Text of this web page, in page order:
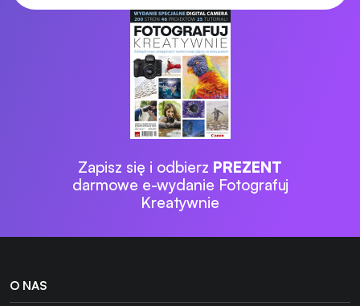
Zapisz się i odbierz PREZENT
darmowe e-wydanie Fotografuj
Kreatywnie
O NAS